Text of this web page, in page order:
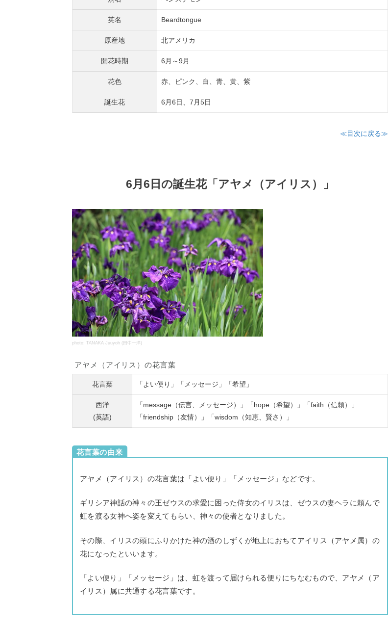
英名 Beardtongue
原産地 北アメリカ
開花時期 6月～9月
花色 赤、ピンク、白、青、黄、紫
誕生花 6月6日、7月5日
≪目次に戻る≫
6月6日の誕生花「アヤメ（アイリス）」
photo: TANAKA Juuyoh (田中十洋)
アヤメ（アイリス）の花言葉
花言葉 「よい便り」「メッセージ」「希望」
西洋
(英語)
「message（伝言、メッセージ）」「hope（希望）」「faith（信頼）」
「friendship（友情）」「wisdom（知恵、賢さ）」
花言葉の由来
アヤメ（アイリス）の花言葉は「よい便り」「メッセージ」などです。
ギリシア神話の神々の王ゼウスの求愛に困った侍女のイリスは、ゼウスの妻ヘラに頼んで
虹を渡る女神へ姿を変えてもらい、神々の使者となりました。
その際、イリスの頭にふりかけた神の酒のしずくが地上におちてアイリス（アヤメ属）の
花になったといいます。
「よい便り」「メッセージ」は、虹を渡って届けられる便りにちなむもので、アヤメ（ア
イリス）属に共通する花言葉です。